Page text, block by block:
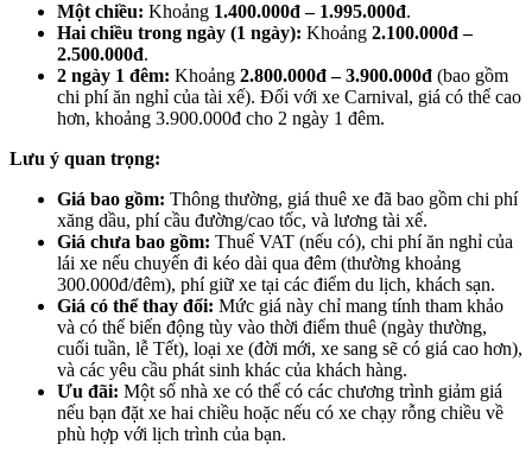
Một chiều: Khoảng 1.400.000đ – 1.995.000đ.
Hai chiều trong ngày (1 ngày): Khoảng 2.100.000đ –
2.500.000đ.
2 ngày 1 đêm: Khoảng 2.800.000đ – 3.900.000đ (bao gồm
chi phí ăn nghỉ của tài xế). Đối với xe Carnival, giá có thể cao
hơn, khoảng 3.900.000đ cho 2 ngày 1 đêm.
Lưu ý quan trọng:
Giá bao gồm: Thông thường, giá thuê xe đã bao gồm chi phí
xăng dầu, phí cầu đường/cao tốc, và lương tài xế.
Giá chưa bao gồm: Thuế VAT (nếu có), chi phí ăn nghỉ của
lái xe nếu chuyến đi kéo dài qua đêm (thường khoảng
300.000đ/đêm), phí giữ xe tại các điểm du lịch, khách sạn.
Giá có thể thay đổi: Mức giá này chỉ mang tính tham khảo
và có thể biến động tùy vào thời điểm thuê (ngày thường,
cuối tuần, lễ Tết), loại xe (đời mới, xe sang sẽ có giá cao hơn),
và các yêu cầu phát sinh khác của khách hàng.
Ưu đãi: Một số nhà xe có thể có các chương trình giảm giá
nếu bạn đặt xe hai chiều hoặc nếu có xe chạy rỗng chiều về
phù hợp với lịch trình của bạn.